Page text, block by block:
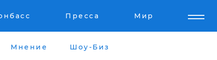
Пресса Мир
Мнение Шоу-Биз